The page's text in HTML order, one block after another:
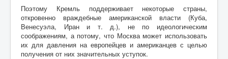
Поэтому Кремль поддерживает некоторые страны,
откровенно враждебные американской власти (Куба,
Венесуэла, Иран и т. д.), не по идеологическим
соображениям, а потому, что Москва может использовать
их для давления на европейцев и американцев с целью
получения от них значительных уступок.